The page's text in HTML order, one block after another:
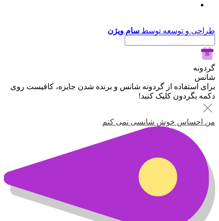
طراحی و توسعه توسط سام ویژن
گردونه
شانس
برای استفاده از گردونه شانس و برنده شدن جایزه، کافیست روی
دکمه بگردون کلیک کنید!
من احساس خوش شانسی نمی کنم